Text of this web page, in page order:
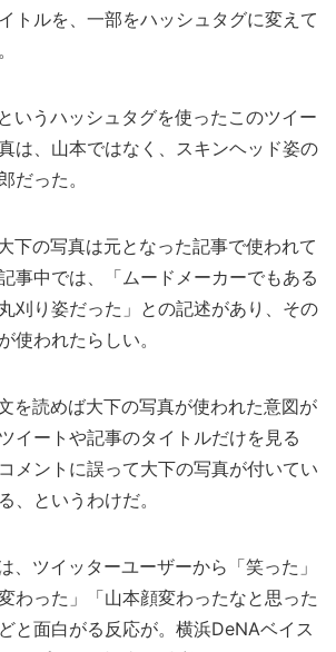
トルを、一部をハッシュタグに変えて
いうハッシュタグを使ったこのツイー
は、山本ではなく、スキンヘッド姿の
だった。
下の写真は元となった記事で使われて
事中では、「ムードメーカーでもある
刈り姿だった」との記述があり、その
使われたらしい。
を読めば大下の写真が使われた意図が
イートや記事のタイトルだけを見る
メントに誤って大下の写真が付いてい
、というわけだ。
、ツイッターユーザーから「笑った」
わった」「山本顔変わったなと思った
と面白がる反応が。横浜DeNAベイス